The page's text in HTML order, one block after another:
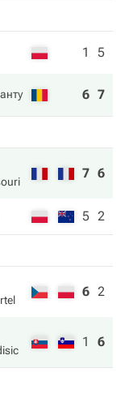
1 5
6 7
7 6
5 2
6 2
1 6